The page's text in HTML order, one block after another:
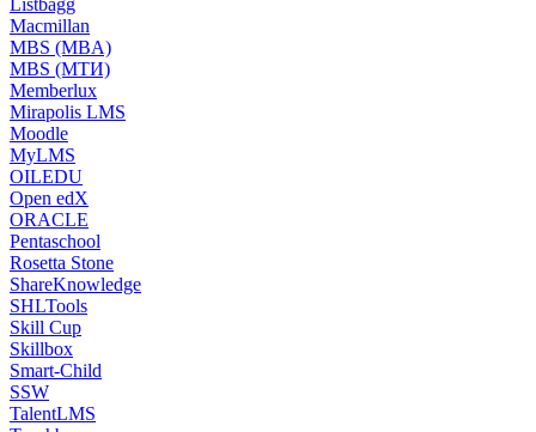
Macmillan
MBS (MBA)
MBS (МТИ)
Memberlux
Mirapolis LMS
Moodle
MyLMS
OILEDU
Open edX
ORACLE
Pentaschool
Rosetta Stone
ShareKnowledge
SHLTools
Skill Cup
Skillbox
Smart-Child
SSW
TalentLMS